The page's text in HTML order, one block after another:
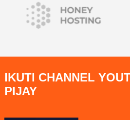
IKUTI CHANNEL
PIJAY